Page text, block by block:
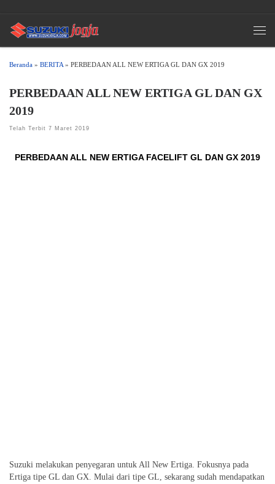
Beranda » BERITA » PERBEDAAN ALL NEW ERTIGA GL DAN GX 2019
PERBEDAAN ALL NEW ERTIGA GL DAN GX
2019
Telah Terbit 7 Maret 2019
PERBEDAAN ALL NEW ERTIGA FACELIFT GL DAN GX 2019
Suzuki melakukan penyegaran untuk All New Ertiga. Fokusnya pada
Ertiga tipe GL dan GX. Mulai dari tipe GL, sekarang sudah mendapatkan